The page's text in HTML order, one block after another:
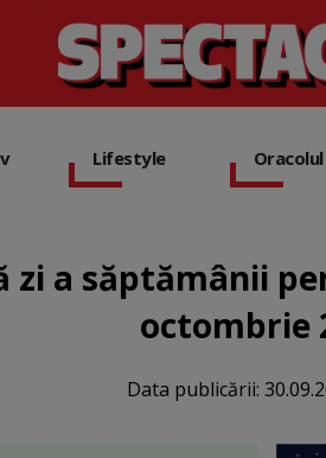
Lifestyle
zi a săptămânii
octombrie
Data publicării: